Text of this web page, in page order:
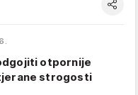
otpornije
strogosti